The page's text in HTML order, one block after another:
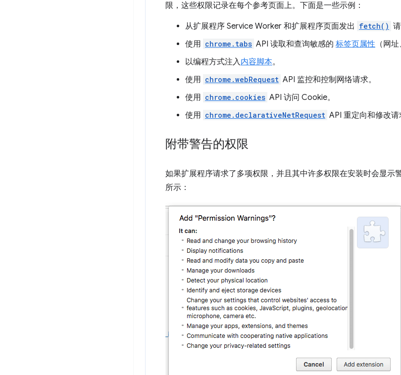
限，这些权限记录在每个参考页面上。下面是一些示例：
从扩展程序 Service Worker 和扩展程序页面发出 fetch() 请
使用 chrome.tabs API 读取和查询敏感的 标签页属性 （网
以编程方式注入内容脚本。
使用 chrome.webRequest API 监控和控制网络请求。
使用 chrome.cookies API 访问 Cookie。
使用 chrome.declarativeNetRequest API 重定向和修改请
附带警告的权限
如果扩展程序请求了多项权限，并且其中许多权限在安装时会显示
所示：